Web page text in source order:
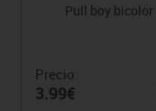
Pull boy bicolor
Precio
3.99€